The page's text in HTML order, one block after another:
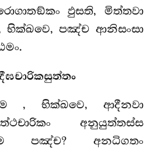
ඵුසති, මිත්තවා
පඤ්ච ආනිසංසා
, භික්ඛවෙ, ආදීනවා
අනුයුත්තස්ස
පඤ්ච? අනධිගතං